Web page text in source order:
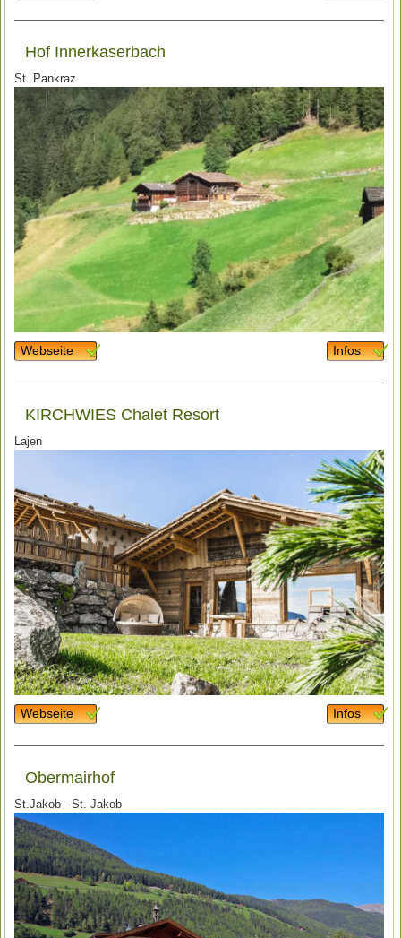
Hof Innerkaserbach
St. Pankraz
Webseite Infos
KIRCHWIES Chalet Resort
Lajen
Webseite Infos
Obermairhof
St.Jakob - St. Jakob